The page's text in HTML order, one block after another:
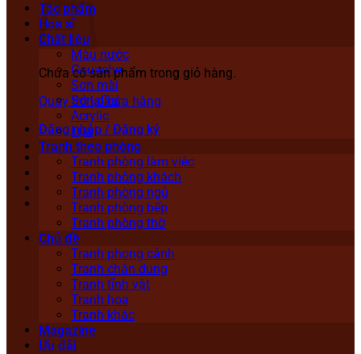
Chưa có sản phẩm trong giỏ hàng.
Quay trở lại cửa hàng
Đăng nhập / Đăng ký
Tác phẩm
Họa sĩ
Chất liệu
Màu nước
Gouache
Sơn mài
Sơn dầu
Acrylic
Lụa
Tranh theo phòng
Tranh phòng làm việc
Tranh phòng khách
Tranh phòng ngủ
Tranh phòng bếp
Tranh phòng thờ
Chủ đề
Tranh phong cảnh
Tranh chân dung
Tranh tĩnh vật
Tranh hoa
Tranh khác
Magazine
Ưu đãi